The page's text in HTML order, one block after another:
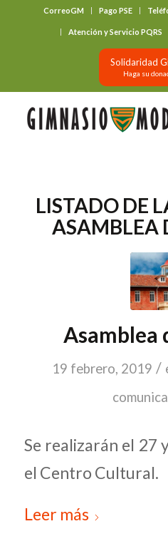
CorreoGM Pago PSE
Atención y Servicio PQRS
Solidaridad
Haga su
LISTADO DE
ASAMBLEA
Asamblea
19 febrero, 2019 /
Se realizarán el 27
el Centro Cultural.
Leer más